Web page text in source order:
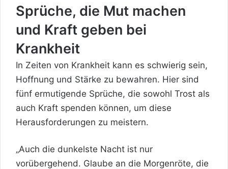
Sprüche, die Mut machen
und Kraft geben bei
Krankheit
In Zeiten von Krankheit kann es schwierig sein,
Hoffnung und Stärke zu bewahren. Hier sind
fünf ermutigende Sprüche, die sowohl Trost als
auch Kraft spenden können, um diese
Herausforderungen zu meistern.
„Auch die dunkelste Nacht ist nur
vorübergehend. Glaube an die Morgenröte, die